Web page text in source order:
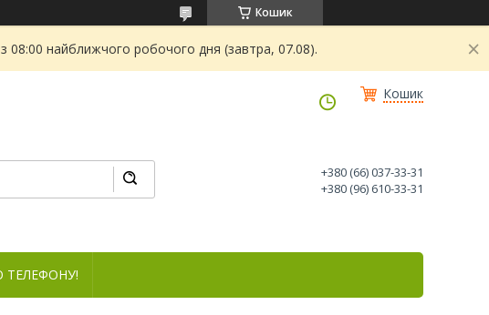
Кошик
08:00 найближчого робочого дня (завтра, 07.08).
Кошик
+380 (66) 037-33-31
+380 (96) 610-33-31
ТЕЛЕФОНУ!